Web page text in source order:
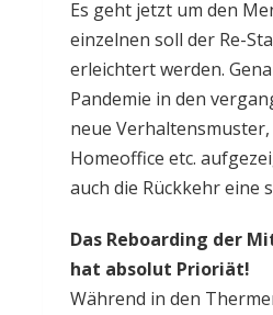
Es geht jetzt um den
einzelnen soll der Re-
erleichtert werden.
Pandemie in den
neue
Homeoffice etc.
auch die Rückkehr eine
Das Reboarding der
hat absolut Prioriät!
Während in den